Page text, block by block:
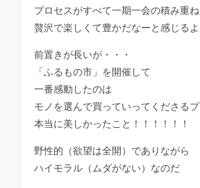
プロセスがすべて一期一会の積み重ね
贅沢で楽しくて豊かだなーと感じる
前置きが長いが・・・
「ふるもの市」を開催して
一番感動したのは
モノを選んで買っていってくださる
本当に美しかったこと！！！！！！
野性的（欲望は全開）でありながら
ハイモラル（ムダがない）なのだ